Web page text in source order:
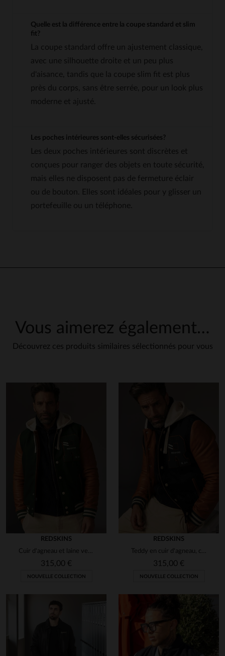
Quelle est la différence entre la coupe standard et slim
fit?
La coupe standard offre un ajustement classique,
avec une silhouette droite et un peu plus
d'aisance, tandis que la coupe slim fit est plus
près du corps, sans être serrée, pour un look plus
moderne et ajusté.
Les poches intérieures sont-elles sécurisées?
Les deux poches intérieures sont discrètes et
conçues pour ranger des objets en toute sécurité,
mais elles ne disposent pas de fermeture éclair
ou de bouton. Elles sont idéales pour y glisser un
portefeuille ou un téléphone.
en cliquant ici
Vous aimerez également…
Découvrez ces produits similaires sélectionnés pour vous
REDSKINS
Cuir d'agneau et laine vert forêt : le varsity Redskins réinventé.
315,00 €
NOUVELLE COLLECTION
REDSKINS
Teddy en cuir d'agneau, capuche et poches zippées. Style Redskins.
315,00 €
NOUVELLE COLLECTION